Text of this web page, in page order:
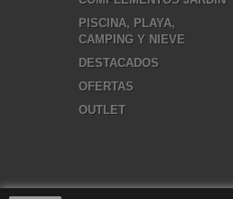
PISCINA, PLAYA,
CAMPING Y NIEVE
DESTACADOS
OFERTAS
OUTLET